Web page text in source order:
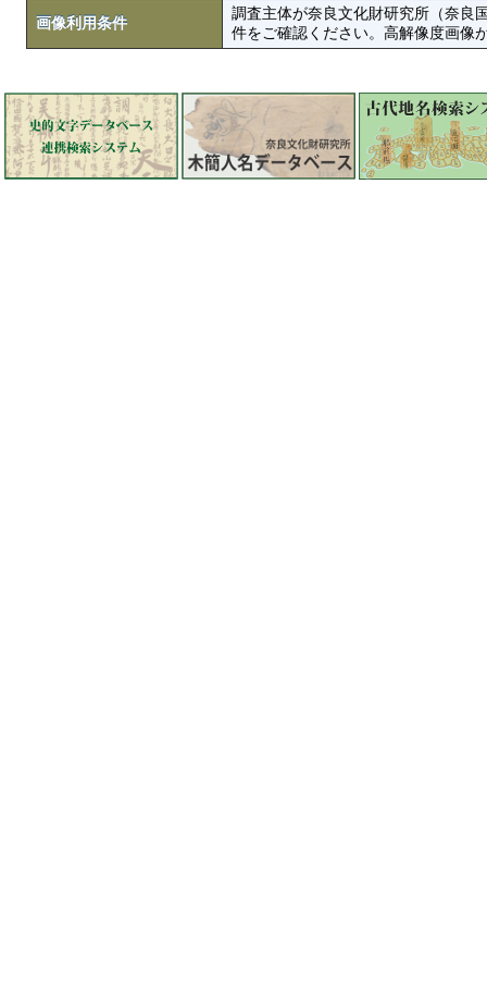
画像利用条件
調査主体が奈良文化財研究所（奈良
件をご確認ください。高解像度画像